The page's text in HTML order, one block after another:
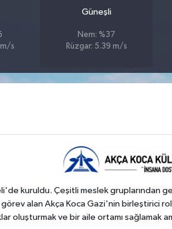
m/s
Güneşli
Nem: %37
Rüzgar: 5.39 m/s
kuruldu. Çeşitli meslek
alan Akça Koca Gazi'nin birleştirici
oluşturmak ve bir aile ortamı